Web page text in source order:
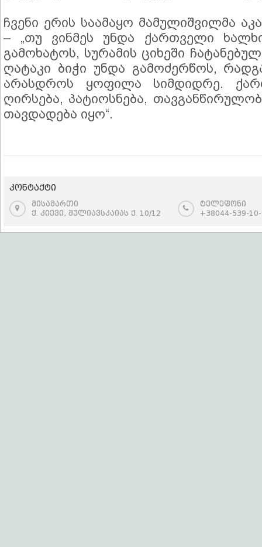
ჩვენი ერის საამაყო მამულიშვილმა
– „თუ ვინმეს უნდა ქართველი
გამოხატოს, სურამის ციხეში
ღატაკი ბიჭი უნდა გამოძერწოს,
არასდროს ყოფილა სიმდიდრე.
ღირსება, პატიოსნება,
თავდადება იყო“.
კონტაქტი
მისამართი
ქ. კიევი, შულიავსკაიას ქ. 10/12
ტელეფონი
+38044-539-